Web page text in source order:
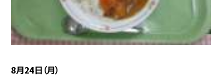
8月24日（月）